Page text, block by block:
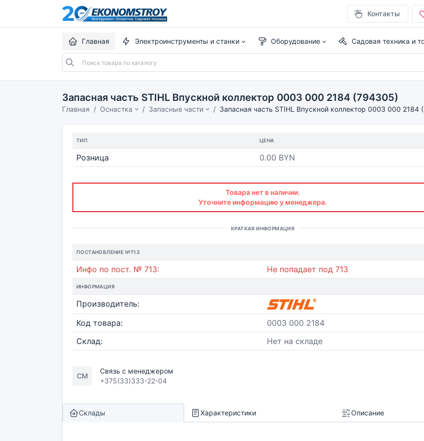
Контакты
Главная Электроинструменты и станки Оборудование Садовая техника и
Запасная часть STIHL Впускной коллектор 0003 000 2184 (794305)
Главная Оснастка Запасные части Запасная часть STIHL Впускной коллектор 0003 000 2184
ТИП ЦЕНА
Розница 0.00 BYN
Товара нет в наличии.
Уточните информацию у менеджера.
КРАТКАЯ ИНФОРМАЦИЯ
ПОСТАНОВЛЕНИЕ №713
Инфо по пост. № 713: Не попадает под 713
ИНФОРМАЦИЯ
Производитель:
Код товара:
0003 000 2184
Склад:
Нет на складе
СМ
Связь с менеджером
+375(33)333-22-04
Склады Характеристики Описание